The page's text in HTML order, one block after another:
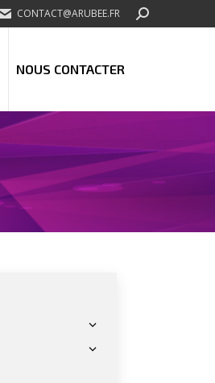
CONTACT@ARUBEE.FR SEARCH:
NOUS CONTACTER